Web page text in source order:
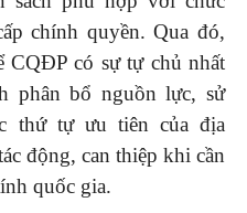
chính quyền. Qua đó,
CQĐP có sự tự chủ nhất
phân bổ nguồn lực, sử
thứ tự ưu tiên của địa
động, can thiệp khi cần
quốc gia.